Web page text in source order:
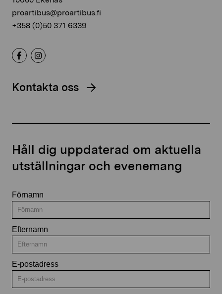
proartibus@proartibus.fi
+358 (0)50 371 6339
Kontakta oss
Håll dig uppdaterad om aktuella
utställningar och evenemang
Förnamn
Efternamn
E-postadress